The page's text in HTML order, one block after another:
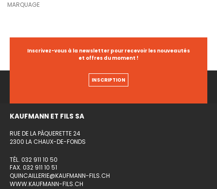
MARQUAGE
Inscrivez-vous à la newsletter pour recevoir les nouveautés
et offres du moment !
INSCRIPTION
KAUFMANN ET FILS SA
RUE DE LA PÂQUERETTE 24
2300 LA CHAUX-DE-FONDS
TÉL. 032 911 10 50
FAX. 032 911 10 51
QUINCAILLERIE@KAUFMANN-FILS.CH
WWW.KAUFMANN-FILS.CH